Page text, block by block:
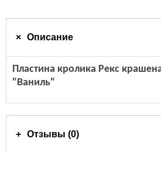
Описание
Пластина кролика Рекс
"Ваниль"
Отзывы (0)